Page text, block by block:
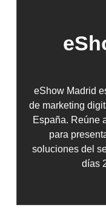
eShow Madrid
de marketing
España. Reúne
para
soluciones del
días